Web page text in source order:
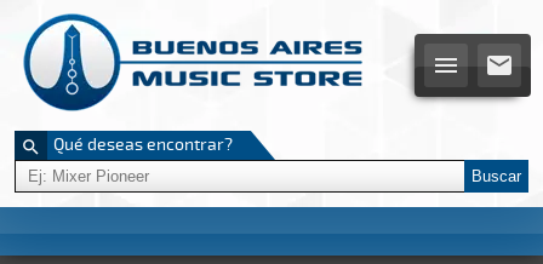
 Qué deseas encontrar?
Buscar
 